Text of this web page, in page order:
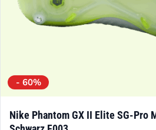
- 60%
Nike Phantom GX II Elite SG-Pro